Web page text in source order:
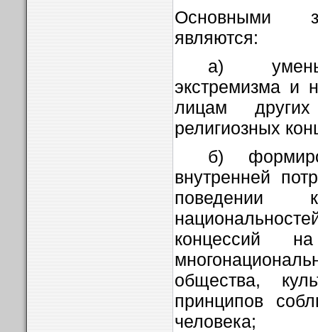
Основными
являются:
а)
экстремизма и
лицам
религиозных
б)
внутренней
концессий
общества,
принципов
человека;